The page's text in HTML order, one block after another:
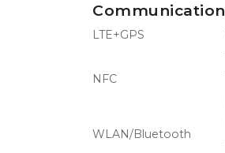
Communication
LTE+GPS
NFC
WLAN/Bluetooth